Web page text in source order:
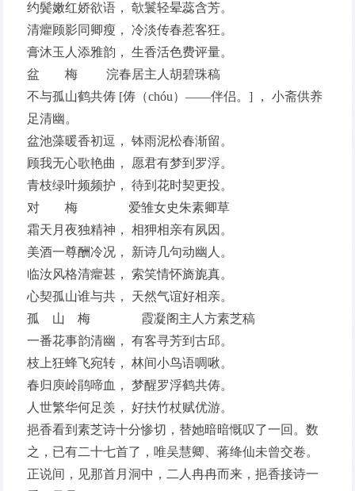
约鬓嫩红娇欲语， 欹鬟轻晕蕊含芳。
清癯顾影同卿瘦， 冷淡传春惹客狂。
膏沐玉人添雅韵， 生香活色费评量。
盆 梅 浣春居主人胡碧珠稿
不与孤山鹤共俦 [俦（chóu）——伴侣。] ， 小斋供养
足清幽。
盆池藻暖香初逗， 钵雨泥松春渐留。
顾我无心歌艳曲， 愿君有梦到罗浮。
青枝绿叶频频护， 待到花时契更投。
对 梅 爱雏女史朱素卿草
霜天月夜独精神， 相狎相亲有夙因。
美酒一尊酬冷况， 新诗几句动幽人。
临汝风格清癯甚， 索笑情怀旖旎真。
心契孤山谁与共， 天然气谊好相亲。
孤 山 梅 霞凝阁主人方素芝稿
一番花事韵清幽， 有客寻芳到古邱。
枝上狂蜂飞宛转， 林间小鸟语啁啾。
春归庾岭鹃啼血， 梦醒罗浮鹤共俦。
人世繁华何足羡， 好扶竹杖赋优游。
挹香看到素芝诗十分惨切，替她暗暗慨叹了一回。数
之，已有二十七首了，唯吴慧卿、蒋绛仙未曾交卷。
正说间，见那首月洞中，二人冉冉而来，挹香接诗一